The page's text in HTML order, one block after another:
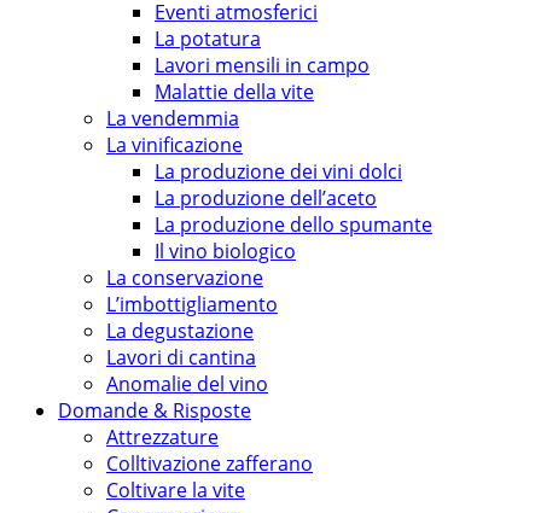
Eventi atmosferici
La potatura
Lavori mensili in campo
Malattie della vite
La vendemmia
La vinificazione
La produzione dei vini dolci
La produzione dell’aceto
La produzione dello spumante
Il vino biologico
La conservazione
L’imbottigliamento
La degustazione
Lavori di cantina
Anomalie del vino
Domande & Risposte
Attrezzature
Colltivazione zafferano
Coltivare la vite